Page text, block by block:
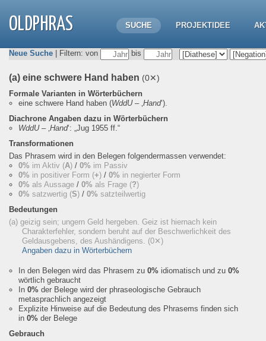
OLDPHRAS SUCHE PROJEKTIDEE
Neue Suche | Filtern: von bis
(a) eine schwere Hand haben (0✕)
Formale Varianten in Wörterbüchern
eine schwere Hand haben (WddU– ‚Hand‘).
Diachrone Angaben dazu in Wörterbüchern
WddU– ‚Hand‘: „Jug 1955 ff.“
Transformationen
Das Phrasem wird in den Belegen folgendermassen verwendet:
0% im Aktiv (A) / 0% im Passiv
0% in positiver Form (+) / 0% in negierter Form
0% als Aussage / 0% als Frage (?)
0% satzwertig (S) / 0% satzteilwertig
Bedeutungen
(a) geizig sein; ungern Geld hergeben. Geiz ist hiernach kein
Charakterfehler, sondern beruht auf der Beschwerlichkeit des
Geldausgebens, des Aushändigens. (0✕)
Angaben dazu in Wörterbüchern
In den Belegen wird das Phrasem zu 0% idiomatisch und zu 0%
wörtlich gebraucht
In 0% der Belege wird der phraseologische Gebrauch
metasprachlich angezeigt
Explizite Hinweise auf die Bedeutung des Phrasems finden sich
in 0% der Belege
Gebrauch